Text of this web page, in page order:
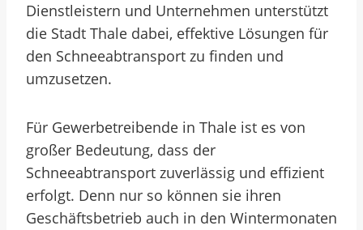
Dienstleistern und Unternehmen unterstützt
die Stadt Thale dabei, effektive Lösungen für
den Schneeabtransport zu finden und
umzusetzen.
Für Gewerbetreibende in Thale ist es von
großer Bedeutung, dass der
Schneeabtransport zuverlässig und effizient
erfolgt. Denn nur so können sie ihren
Geschäftsbetrieb auch in den Wintermonaten